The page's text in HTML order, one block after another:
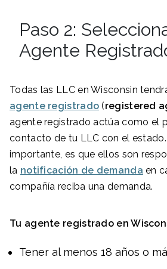
Paso 2:
Agente
Todas las LLC en Wisconsin
agente registrado (registered
agente registrado actúa como el
contacto de tu LLC con el
importante, es que ellos son
la notificación de demanda en
compañía reciba una demanda.
Tu agente registrado en
Tener al menos 18 años o